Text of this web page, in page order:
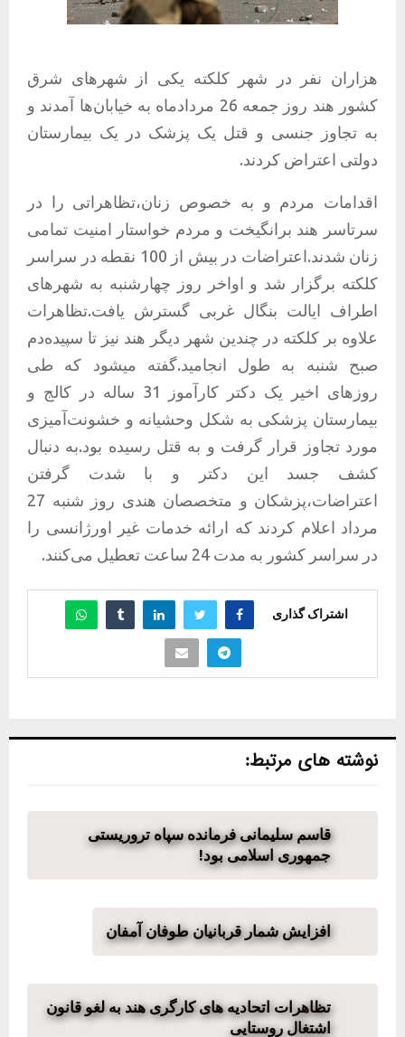
هزاران نفر در شهر کلکته یکی از شهرهای شرق
کشور هند روز جمعه 26 مردادماه به خیابان‌ها آمدند و
به تجاوز جنسی و قتل یک پزشک در یک بیمارستان
دولتی اعتراض کردند.
اقدامات مردم و به خصوص زنان،تظاهراتی را در
سرتاسر هند برانگیخت و مردم خواستار امنیت تمامی
زنان شدند.اعتراضات در بیش از 100 نقطه در سراسر
کلکته برگزار شد و اواخر روز چهارشنبه به شهرهای
اطراف ایالت بنگال غربی گسترش یافت.تظاهرات
علاوه بر کلکته در چندین شهر دیگر هند نیز تا سپیده‌دم
صبح شنبه به طول انجامید.گفته میشود که طی
روزهای اخیر یک دکتر کارآموز 31 ساله در کالج و
بیمارستان پزشکی به شکل وحشیانه و خشونت‌آمیزی
مورد تجاوز قرار گرفت و به قتل رسیده بود.به دنبال
کشف جسد این دکتر و با شدت گرفتن
اعتراضات،پزشکان و متخصصان هندی روز شنبه 27
مرداد اعلام کرد‌ند که ارائه خدمات غیر اورژانسی را
در سراسر کشور به مدت 24 ساعت تعطیل می‌کنند.
اشتراک گذاری
نوشته های مرتبط:
قاسم سلیمانی فرمانده سپاه تروریستی
جمهوری اسلامی بود!
افزایش شمار قربانیان طوفان آمفان
تظاهرات اتحادیه های کارگری هند به لغو قانون
اشتغال روستایی